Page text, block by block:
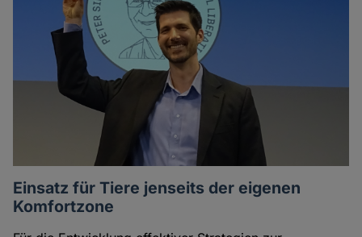
Einsatz für Tiere jenseits der eigenen
Komfortzone